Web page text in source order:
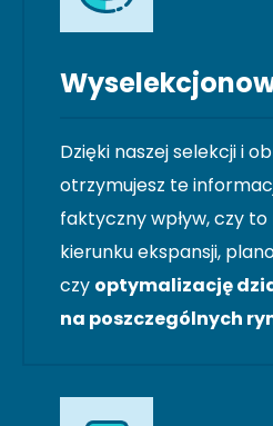
Dzięki naszej selekcji i
otrzymujesz te
faktyczny wpływ, czy
kierunku ekspansji,
czy optymalizację
na poszczególnych